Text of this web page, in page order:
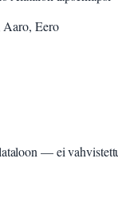
Aaro, Eero
— ei